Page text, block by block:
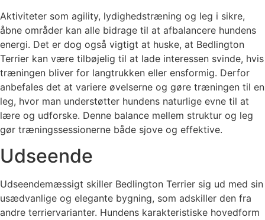
Aktiviteter som agility, lydighedstræning og leg i sikre,
åbne områder kan alle bidrage til at afbalancere hundens
energi. Det er dog også vigtigt at huske, at Bedlington
Terrier kan være tilbøjelig til at lade interessen svinde, hvis
træningen bliver for langtrukken eller ensformig. Derfor
anbefales det at variere øvelserne og gøre træningen til en
leg, hvor man understøtter hundens naturlige evne til at
lære og udforske. Denne balance mellem struktur og leg
gør træningssessionerne både sjove og effektive.
Udseende
Udseendemæssigt skiller Bedlington Terrier sig ud med sin
usædvanlige og elegante bygning, som adskiller den fra
andre terriervarianter. Hundens karakteristiske hovedform